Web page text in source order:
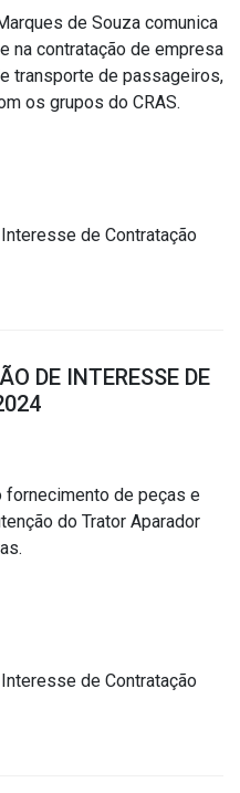
de Souza comunica
na contratação de empresa
transporte de passageiros,
os grupos do CRAS.
de Contratação
DE INTERESSE DE
fornecimento de peças e
do Trator Aparador
de Contratação